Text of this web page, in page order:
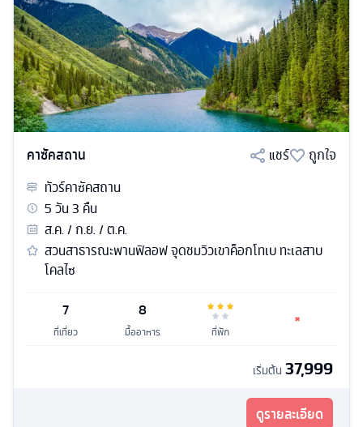
คาซัคสถาน แชร์
ถูกใจ
ทัวร์คาซัคสถาน
5วัน3 คืน
ส.ค. / ก.ย. / ต.ค.
สวนสาธารณะพานฟิลอฟ จุดชมวิวเขาค็อกโทเบ ทะเลสาบ
โคลไซ
7
ที่เที่ยว
8
มื้ออาหาร ที่พัก
เริ่มต้น 37,999
ดูรายละเอียด